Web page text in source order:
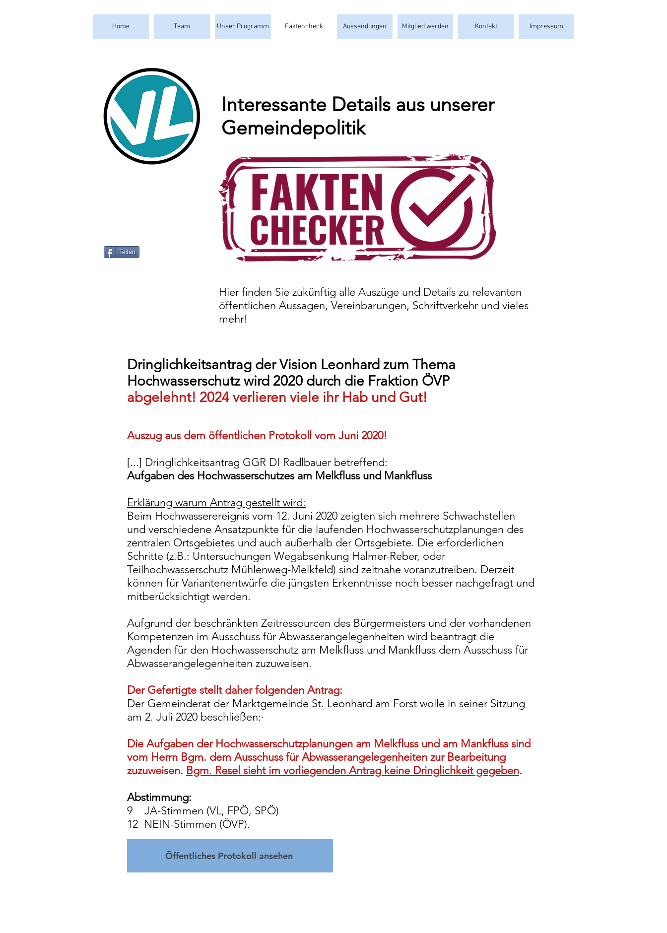
Home Team Unser Programm Faktencheck Aussendungen Mitglied werden Kontakt Impressum
Teilen
Interessante Details aus unserer
Gemeindepolitik
Hier finden Sie zukünftig alle Auszüge und Details zu relevanten
öffentlichen Aussagen, Vereinbarungen, Schriftverkehr und vieles
mehr!
Dringlichkeitsantrag der Vision Leonhard zum Thema
Hochwasserschutz wird 2020 durch die Fraktion ÖVP
abgelehnt! 2024 verlieren viele ihr Hab und Gut!
Auszug aus dem öffentlichen Protokoll vom Juni 2020!
[...] Dringlichkeitsantrag GGR DI Radlbauer betreffend:
Aufgaben des Hochwasserschutzes am Melkfluss und Mankfluss
Erklärung warum Antrag gestellt wird:
Beim Hochwasserereignis vom 12. Juni 2020 zeigten sich mehrere Schwachstellen
und verschiedene Ansatzpunkte für die laufenden Hochwasserschutzplanungen des
zentralen Ortsgebietes und auch außerhalb der Ortsgebiete. Die erforderlichen
Schritte (z.B.: Untersuchungen Wegabsenkung Halmer-Reber, oder
Teilhochwasserschutz Mühlenweg-Melkfeld) sind zeitnahe voranzutreiben. Derzeit
können für Variantenentwürfe die jüngsten Erkenntnisse noch besser nachgefragt und
mitberücksichtigt werden.
Aufgrund der beschränkten Zeitressourcen des Bürgermeisters und der vorhandenen
Kompetenzen im Ausschuss für Abwasserangelegenheiten wird beantragt die
Agenden für den Hochwasserschutz am Melkfluss und Mankfluss dem Ausschuss für
Abwasserangelegenheiten zuzuweisen.
Der Gefertigte stellt daher folgenden Antrag:
Der Gemeinderat der Marktgemeinde St. Leonhard am Forst wolle in seiner Sitzung
am 2. Juli 2020 beschließen:·
Die Aufgaben der Hochwasserschutzplanungen am Melkfluss und am Mankfluss sind
vom Herrn Bgm. dem Ausschuss für Abwasserangelegenheiten zur Bearbeitung
zuzuweisen. Bgm. Resel sieht im vorliegenden Antrag keine Dringlichkeit gegeben.
Abstimmung:
9 JA-Stimmen (VL, FPÖ, SPÖ)
12 NEIN-Stimmen (ÖVP).
Öffentliches Protokoll ansehen